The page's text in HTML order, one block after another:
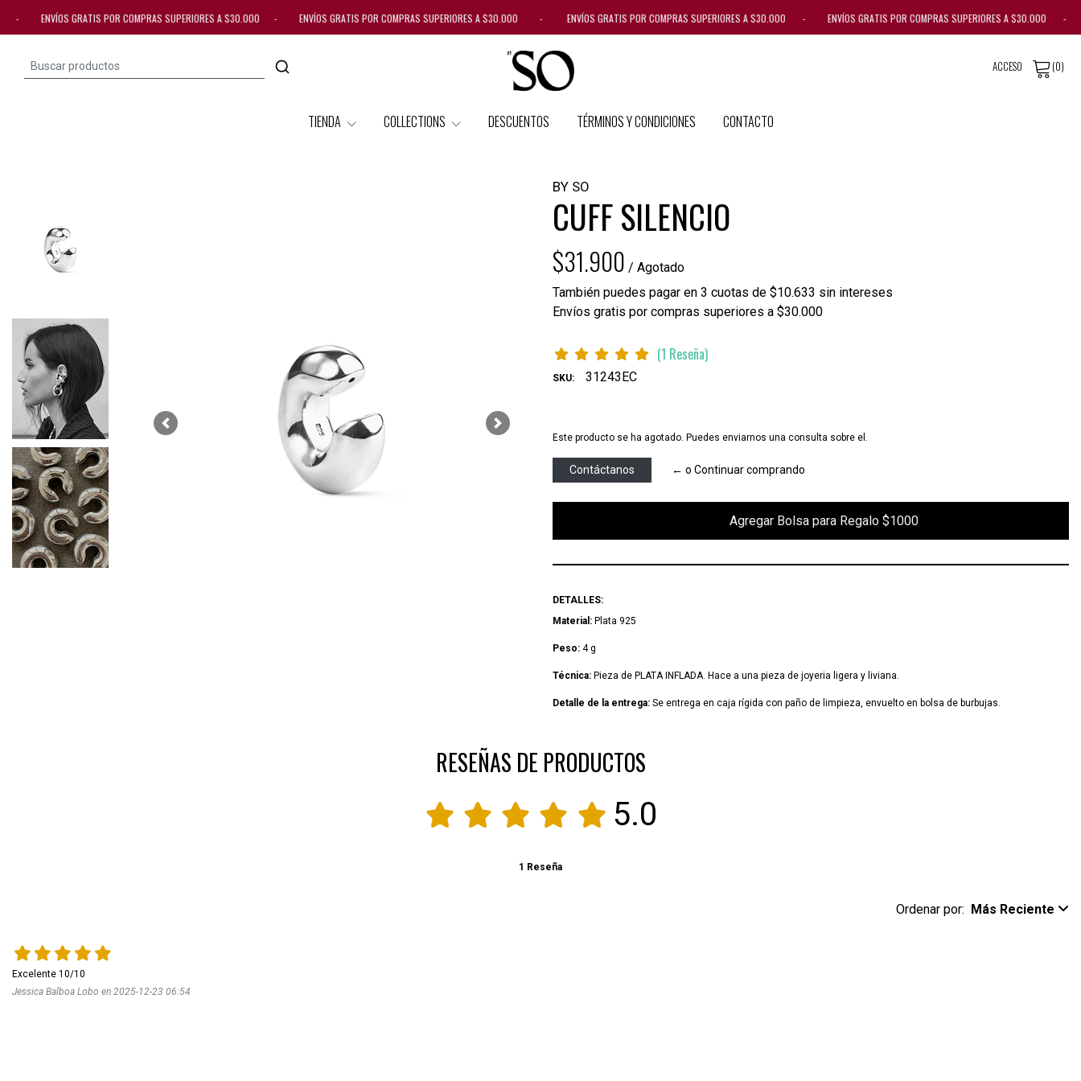
- ENVÍOS GRATIS POR COMPRAS SUPERIORES A $30.000 - ENVÍOS GRATIS POR COMPRAS SUPERIORES A $30.000 - ENVÍOS GRATIS POR COMPRAS SUPERIORES A $30.000 - ENVÍOS GRATIS POR COMPRAS SUPERIORES A
ACCESO (0)
TIENDA COLLECTIONS DESCUENTOS TÉRMINOS Y CONDICIONES CONTACTO
Previous Next
BY SO
CUFF SILENCIO
$31.900 / Agotado
También puedes pagar en 3 cuotas de $10.633 sin intereses
Envíos gratis por compras superiores a $30.000
(1 Reseña)
SKU: 31243EC
Este producto se ha agotado. Puedes enviarnos una consulta sobre el.
Contáctanos ← o Continuar comprando
DETALLES:
Material: Plata 925
Peso: 4 g
Técnica: Pieza de PLATA INFLADA. Hace a una pieza de joyeria ligera y liviana.
Detalle de la entrega: Se entrega en caja rígida con paño de limpieza, envuelto en bolsa de burbujas.
RESEÑAS DE PRODUCTOS
5.0
1 Reseña
Ordenar por: Más Reciente
Jessica Balboa Lobo en 2025-12-23 06:54